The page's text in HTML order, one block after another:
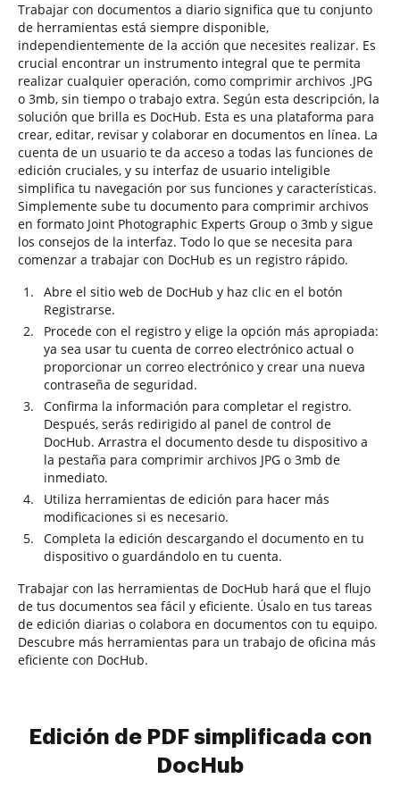
Trabajar con documentos a diario significa que tu conjunto
de herramientas está siempre disponible,
independientemente de la acción que necesites realizar. Es
crucial encontrar un instrumento integral que te permita
realizar cualquier operación, como comprimir archivos .JPG
o 3mb, sin tiempo o trabajo extra. Según esta descripción, la
solución que brilla es DocHub. Esta es una plataforma para
crear, editar, revisar y colaborar en documentos en línea. La
cuenta de un usuario te da acceso a todas las funciones de
edición cruciales, y su interfaz de usuario inteligible
simplifica tu navegación por sus funciones y características.
Simplemente sube tu documento para comprimir archivos
en formato Joint Photographic Experts Group o 3mb y sigue
los consejos de la interfaz. Todo lo que se necesita para
comenzar a trabajar con DocHub es un registro rápido.
Abre el sitio web de DocHub y haz clic en el botón
Registrarse.
Procede con el registro y elige la opción más apropiada:
ya sea usar tu cuenta de correo electrónico actual o
proporcionar un correo electrónico y crear una nueva
contraseña de seguridad.
Confirma la información para completar el registro.
Después, serás redirigido al panel de control de
DocHub. Arrastra el documento desde tu dispositivo a
la pestaña para comprimir archivos JPG o 3mb de
inmediato.
Utiliza herramientas de edición para hacer más
modificaciones si es necesario.
Completa la edición descargando el documento en tu
dispositivo o guardándolo en tu cuenta.
Trabajar con las herramientas de DocHub hará que el flujo
de tus documentos sea fácil y eficiente. Úsalo en tus tareas
de edición diarias o colabora en documentos con tu equipo.
Descubre más herramientas para un trabajo de oficina más
eficiente con DocHub.
Edición de PDF simplificada con
DocHub